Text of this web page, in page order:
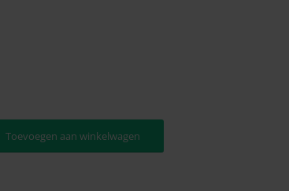
Toevoegen aan winkelwagen